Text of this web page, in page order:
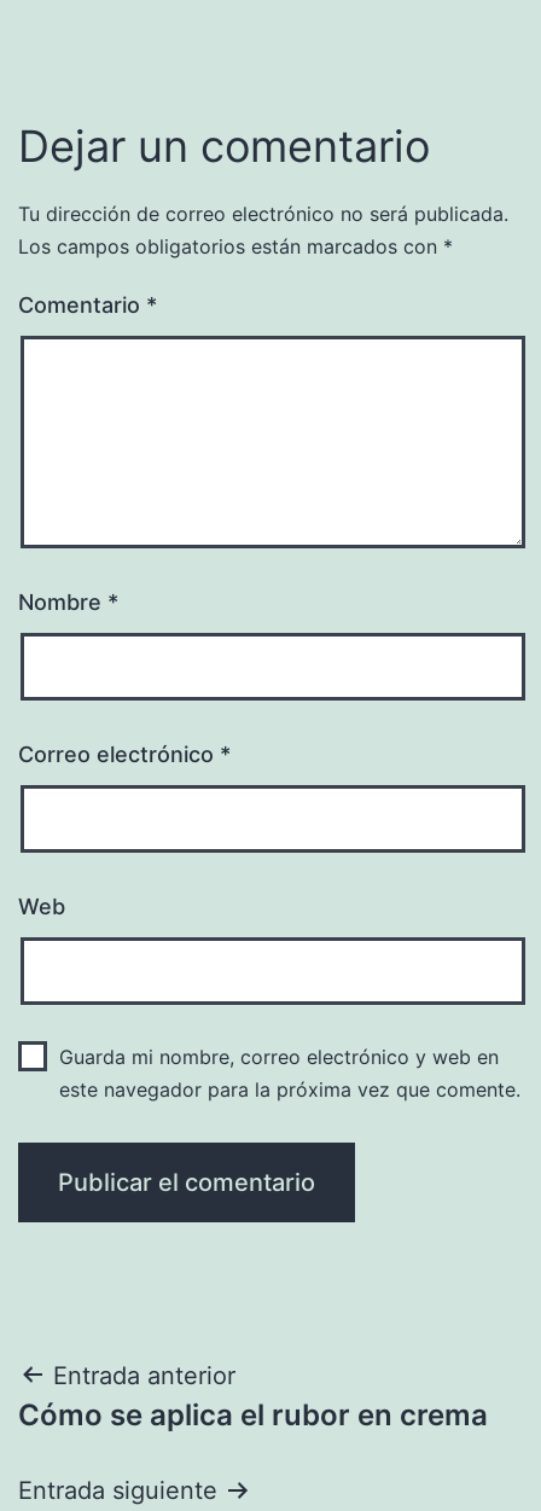
Dejar un comentario
Tu dirección de correo electrónico no será publicada.
Los campos obligatorios están marcados con *
Comentario *
Nombre *
Correo electrónico *
Web
Guarda mi nombre, correo electrónico y web en
este navegador para la próxima vez que comente.
Navegación
de
entradas
Entrada anterior
Cómo se aplica el rubor en crema
Entrada siguiente